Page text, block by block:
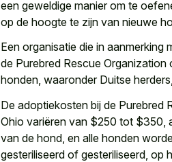
een geweldige manier om te
op de hoogte te zijn van nieuwe
Een organisatie die in aanmerking
de Purebred Rescue
honden, waaronder Duitse
De adoptiekosten bij de Purebred
Ohio variëren van $250 tot $350,
van de hond, en alle honden
gesteriliseerd of gesteriliseerd, op